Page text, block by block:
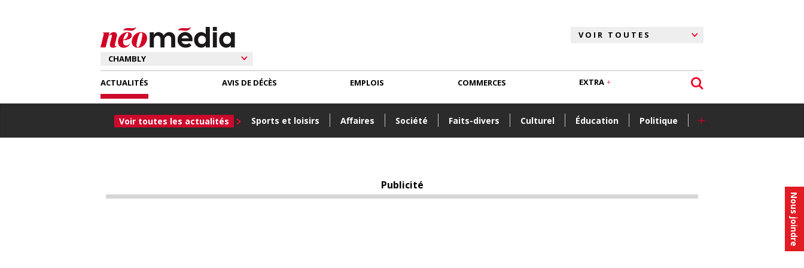
Nous joindre
ACTUALITÉS
Voir toutes les actualités Sports et loisirs Affaires Société Faits-divers Culturel Éducation Politique +
AVIS DE DÉCÈS EMPLOIS COMMERCES EXTRA
Publicité